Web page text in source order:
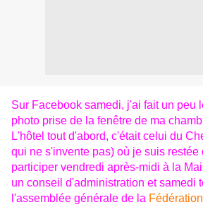
Sur Facebook samedi, j'ai fait un peu
photo prise de la fenêtre de ma
L'hôtel tout d'abord, c'était celui du
qui ne s'invente pas) où je suis restée
participer vendredi après-midi à la
un conseil d'administration et samedi
l'assemblée générale de la